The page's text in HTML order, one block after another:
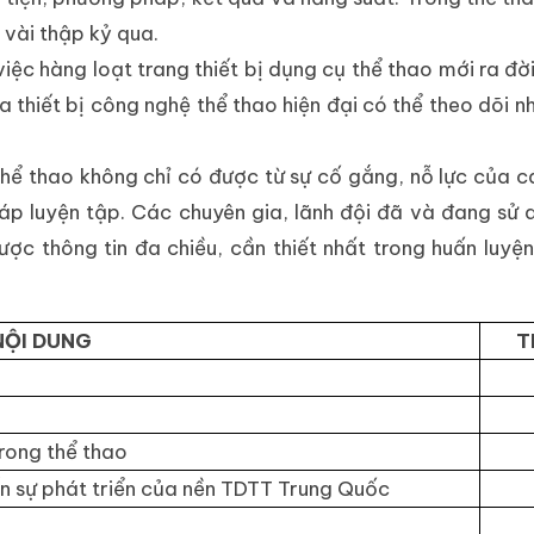
thập kỷ qua.
hàng loạt trang thiết bị dụng cụ thể thao mới ra
thiết bị công nghệ thể thao hiện đại có thể theo dõi
thao không chỉ có được từ sự cố gắng, nỗ lực của
luyện tập. Các chuyên gia, lãnh đội đã và đang sử
thông tin đa chiều, cần thiết nhất trong huấn
DUNG
thể thao
phát triển của nền TDTT Trung Quốc